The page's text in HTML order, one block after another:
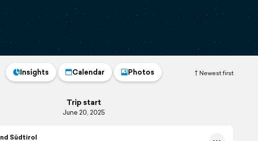
Newest first
Insights Calendar Photos
Trip start
June 20, 2025
Südtirol